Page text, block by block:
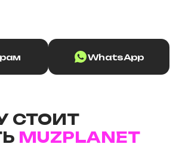
WhatsApp
СТОИТ
MUZPLANET